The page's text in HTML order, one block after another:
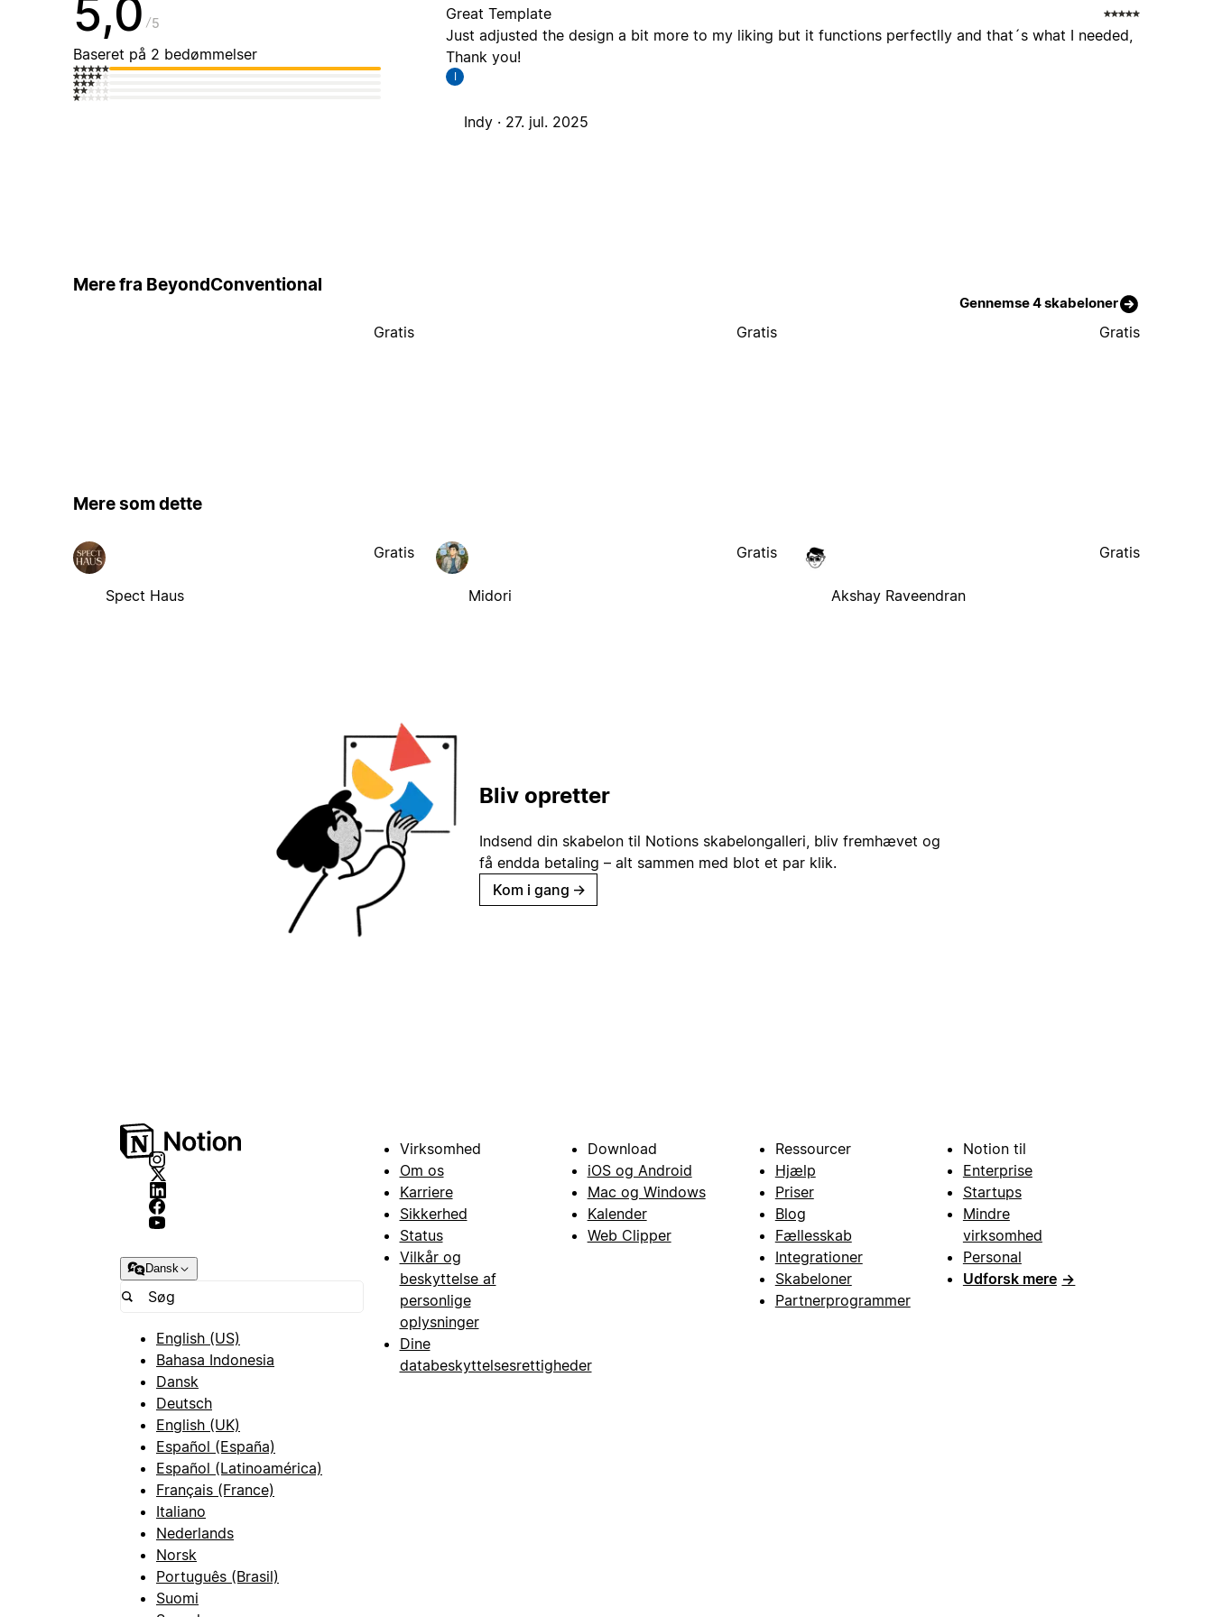
5,0 5
Baseret på 2 bedømmelser
Great Template
Just adjusted the design a bit more to my liking but it functions perfectlly and that´s what I needed,
Thank you!
I
Indy · 27. jul. 2025
Mere fra BeyondConventional
Gennemse 4 skabeloner
Gratis Gratis Gratis
Mere som dette
Spect Haus
Gratis
Midori
Gratis
Akshay Raveendran
Gratis
Bliv opretter
Indsend din skabelon til Notions skabelongalleri, bliv fremhævet og
få endda betaling – alt sammen med blot et par klik.
Kom i gang →
Dansk
English (US)
Bahasa Indonesia
Dansk
Deutsch
English (UK)
Español (España)
Español (Latinoamérica)
Français (France)
Italiano
Nederlands
Norsk
Português (Brasil)
Suomi
Virksomhed
Om os
Karriere
Sikkerhed
Status
Vilkår og
beskyttelse af
personlige
oplysninger
Dine
databeskyttelsesrettigheder
Download
iOS og Android
Mac og Windows
Kalender
Web Clipper
Ressourcer
Hjælp
Priser
Blog
Fællesskab
Integrationer
Skabeloner
Partnerprogrammer
Notion til
Enterprise
Startups
Mindre
virksomhed
Personal
Udforsk mere →